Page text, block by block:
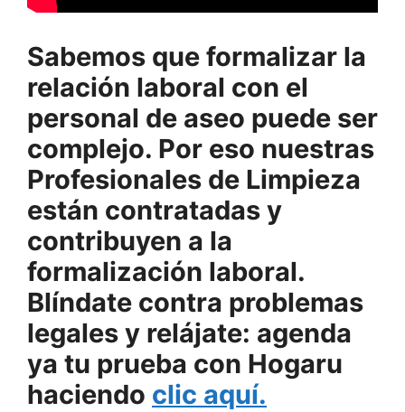
Sabemos que formalizar la
relación laboral con el
personal de aseo puede ser
complejo. Por eso nuestras
Profesionales de Limpieza
están contratadas y
contribuyen a la
formalización laboral.
Blíndate contra problemas
legales y relájate: agenda
ya tu prueba con Hogaru
haciendo clic aquí.